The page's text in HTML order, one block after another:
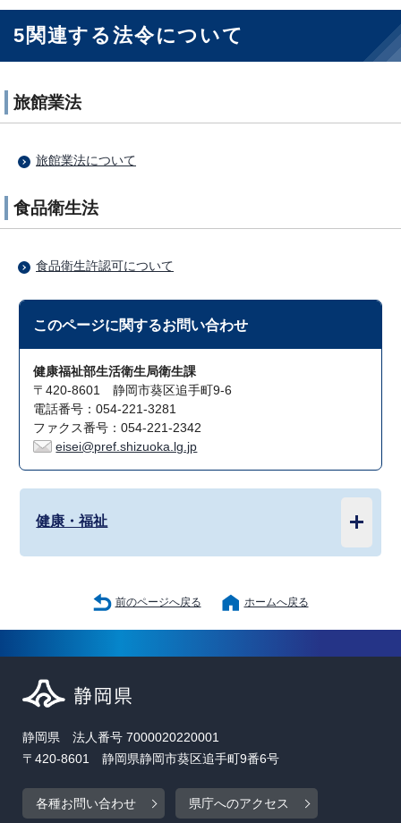
5関連する法令について
旅館業法
旅館業法について
食品衛生法
食品衛生許認可について
このページに関するお問い合わせ
健康福祉部生活衛生局衛生課
〒420-8601 静岡市葵区追手町9-6
電話番号：054-221-3281
ファクス番号：054-221-2342
eisei@pref.shizuoka.lg.jp
健康・福祉
前のページへ戻る ホームへ戻る
静岡県 法人番号 7000020220001
〒420-8601 静岡県静岡市葵区追手町9番6号
各種お問い合わせ 県庁へのアクセス